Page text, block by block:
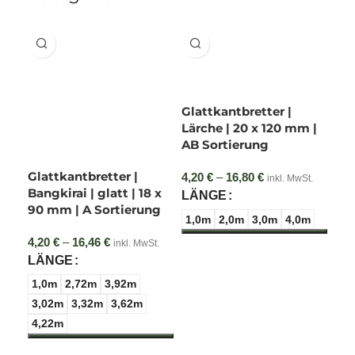
Lösung, um Wände oder Fassaden modern und stilvoll zu
Im Vergleich zur Douglasie wächst die Lärche in härteren
Durch den von Natur aus sehr hohen Harzanteil ist die
Lärche zudem extrem beständig gegen Fäulnis, Pilzbefall
Die wichtigsten
Produktmerkmale auf einen Blick:
Maße:20 x 140 mm (Stärke x Breite)
Holzart:Lärche – extrem tragfähig und langlebig
Sortierung: AB-Sortierung für ein harmonisches und
natürliches Erscheinungsbild
Glattkantbretter |
Bangkirai | glatt | 18 x
90 mm | A Sortierung
4,20 € – 16,46 € Preisspanne:
inkl. MwSt.
LÄNGE
1,0m 2,72m
3,92m
3,02m
3,32m
3,62m
4,22m
Glattkantbretter |
Lärche | 20 x 120 mm |
AB Sortierung
4,20 € – 16,80 € Preisspanne:
inkl. MwSt.
LÄNGE
1,0m 2,0m 3,0m 4,0m